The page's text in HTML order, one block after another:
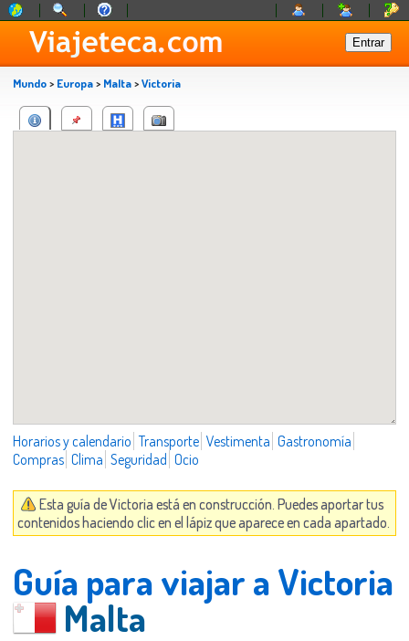
Mundo> Europa> Malta>Victoria
Horarios y calendario Transporte Vestimenta Gastronomía
Compras Clima Seguridad Ocio
Esta guía de Victoria está en construcción. Puedes aportar tus
contenidos haciendo clic en el lápiz que aparece en cada apartado.
Guía para viajar a Victoria
Malta